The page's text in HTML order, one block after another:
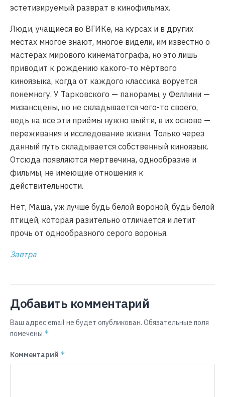
эстетизируемый разврат в кинофильмах.
Люди, учащиеся во ВГИКе, на курсах и в других
местах многое знают, многое видели, им известно о
мастерах мирового кинематографа, но это лишь
приводит к рождению какого-то мёртвого
киноязыка, когда от каждого классика воруется
понемногу. У Тарковского — панорамы, у Феллини —
мизансцены, но не складывается чего-то своего,
ведь на все эти приёмы нужно выйти, в их основе —
переживания и исследование жизни. Только через
данный путь складывается собственный киноязык.
Отсюда появляются мертвечина, однообразие и
фильмы, не имеющие отношения к
действительности.
Нет, Маша, уж лучше будь белой вороной, будь белой
птицей, которая разительно отличается и летит
прочь от однообразного серого воронья.
Завтра
Добавить комментарий
Ваш адрес email не будет опубликован. Обязательные поля
помечены *
Комментарий *